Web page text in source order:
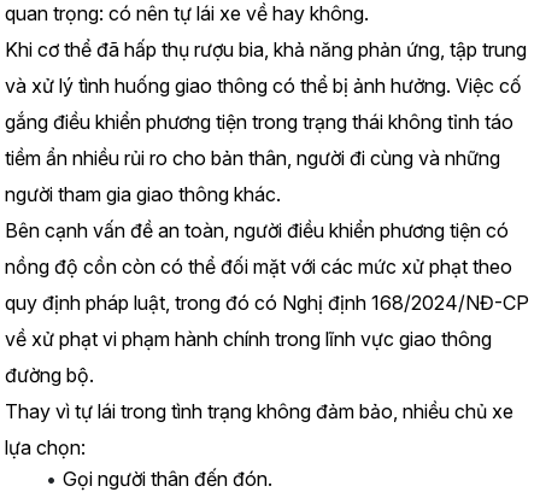
quan trọng: có nên tự lái xe về hay không.
Khi cơ thể đã hấp thụ rượu bia, khả năng phản ứng, tập trung
và xử lý tình huống giao thông có thể bị ảnh hưởng. Việc cố
gắng điều khiển phương tiện trong trạng thái không tỉnh táo
tiềm ẩn nhiều rủi ro cho bản thân, người đi cùng và những
người tham gia giao thông khác.
Bên cạnh vấn đề an toàn, người điều khiển phương tiện có
nồng độ cồn còn có thể đối mặt với các mức xử phạt theo
quy định pháp luật, trong đó có Nghị định 168/2024/NĐ-CP
về xử phạt vi phạm hành chính trong lĩnh vực giao thông
đường bộ.
Thay vì tự lái trong tình trạng không đảm bảo, nhiều chủ xe
lựa chọn:
Gọi người thân đến đón.